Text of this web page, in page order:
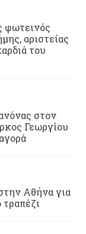
φωτεινός
αριστείας
του
στον
Γεωργίου
Αθήνα για